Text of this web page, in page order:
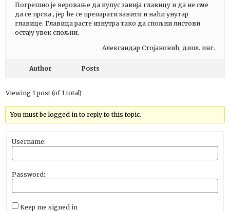
Погрешно је веровање да купус завија главицу и да не сме
да се прска , јер ће се препарати завити и наћи унутар
главице. Главица расте изнутра тако да спољни листови
остају увек спољни.
Александар Стојановић, дипл. инг.
Author Posts
Viewing 1 post (of 1 total)
You must be logged in to reply to this topic.
Username:
Password:
Keep me signed in